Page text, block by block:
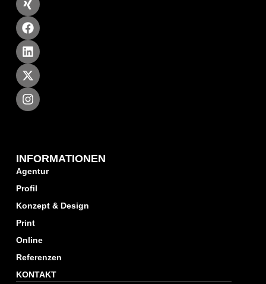
INFORMATIONEN
Agentur
Profil
Konzept & Design
Print
Online
Referenzen
KONTAKT